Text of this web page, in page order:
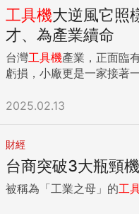
工具機大逆風它照
才、為產業續命
台灣工具機產業，正面臨
虧損，小廠更是一家接著
2025.02.13
財經
台商突破3大瓶頸
被稱為「工業之母」的工